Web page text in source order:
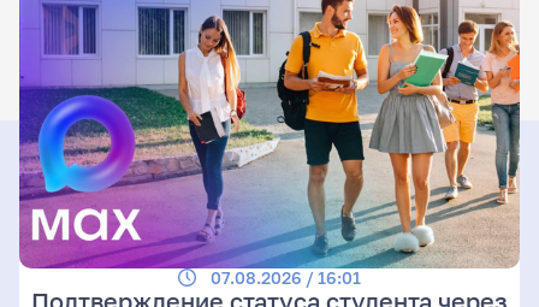
07.08.2026 / 16:01
Подтверждение статуса студента через